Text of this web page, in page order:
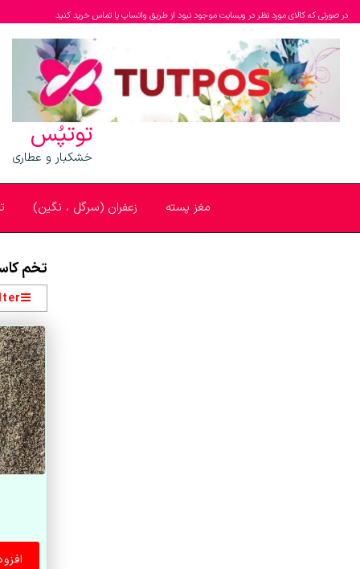
در صورتی که کالای مورد نظر در وبسایت موجود نبود از طریق واتساپ یا تماس خرید کنید
توتپُس
خشکبار و عطاری
مغز پسته زعفران (سرگل ، نگین)
تخم